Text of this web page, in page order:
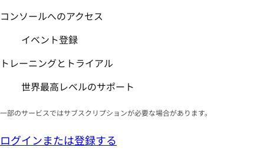
コンソールへのアクセス
イベント登録
トレーニングとトライアル
世界最高レベルのサポート
一部のサービスではサブスクリプションが必要な場合があります。
ログインまたは登録する